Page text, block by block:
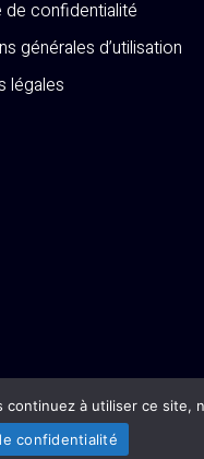
de confidentialité
générales d’utilisation
légales
à utiliser ce site,
confidentialité